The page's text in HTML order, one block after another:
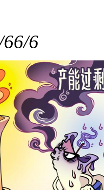
6/6